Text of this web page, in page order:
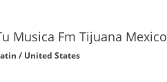
Musica Fm Tijuana Mexico
/ United States